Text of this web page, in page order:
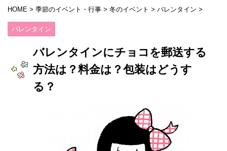
HOME > 季節のイベント・行事 > 冬のイベント > バレンタイン >
バレンタイン
バレンタインにチョコを郵送する
方法は？料金は？包装はどうす
る？